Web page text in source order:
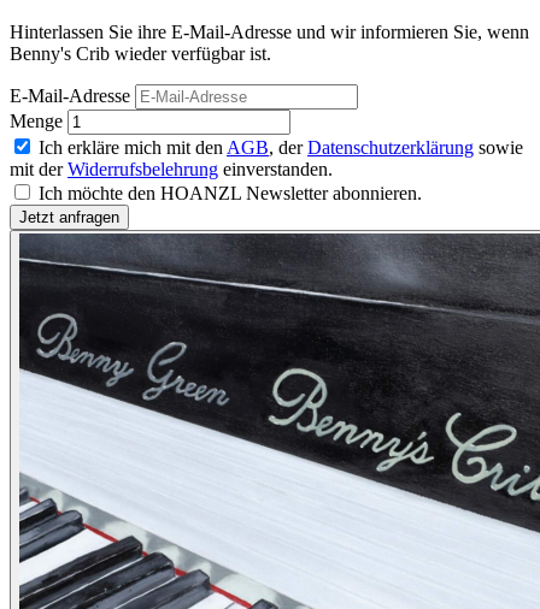
Hinterlassen Sie ihre E-Mail-Adresse und wir informieren Sie, wenn
Benny's Crib wieder verfügbar ist.
E-Mail-Adresse
Menge
Ich erkläre mich mit den AGB, derDatenschutzerklärung sowie
mit derWiderrufsbelehrung einverstanden.
Ich möchte den HOANZL Newsletter abonnieren.